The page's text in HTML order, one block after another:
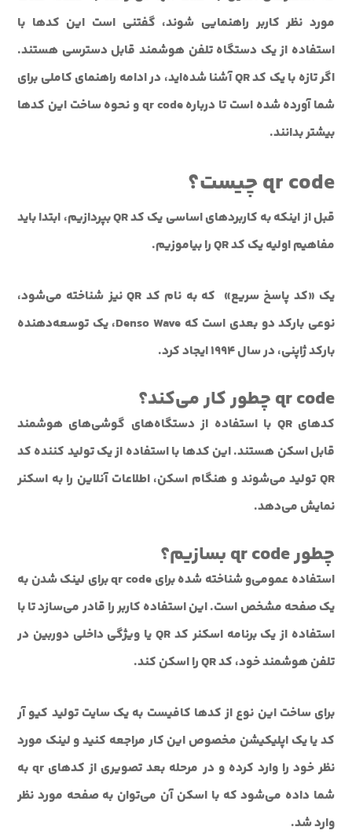
مورد نظر کاربر راهنمایی شوند، گفتنی است این کدها با
استفاده از یک دستگاه تلفن هوشمند قابل دسترسی هستند.
اگر تازه با یک کد QR آشنا شده‌اید، در ادامه راهنمای کاملی برای
شما آورده شده است تا درباره qr code و نحوه ساخت این کدها
بیشتر بدانند.
qr code چیست؟
قبل از اینکه به کاربردهای اساسی یک کد QR بپردازیم، ابتدا باید
مفاهیم اولیه یک کد QR را بیاموزیم.
یک «کد پاسخ سریع» که به نام کد QR نیز شناخته می‌شود،
نوعی بارکد دو بعدی است که Denso Wave، یک توسعه‌دهنده
بارکد ژاپنی، در سال 1994 ایجاد کرد.
qr code چطور کار می‌کند؟
کدهای QR با استفاده از دستگاه‌های گوشی‌های هوشمند
قابل اسکن هستند. این کدها با استفاده از یک تولید کننده کد
QR تولید می‌شوند و هنگام اسکن، اطلاعات آنلاین را به اسکنر
نمایش می‌دهد.
چطور qr code بسازیم؟
استفاده عمومی‌و شناخته شده برای qr code برای لینک شدن به
یک صفحه مشخص است. این استفاده کاربر را قادر می‌سازد تا با
استفاده از یک برنامه اسکنر کد QR یا ویژگی داخلی دوربین در
تلفن هوشمند خود، کد QR را اسکن کند.
برای ساخت این نوع از کدها کافیست به یک سایت تولید کیو آر
کد یا یک اپلیکیشن مخصوص این کار مراجعه کنید و لینک مورد
نظر خود را وارد کرده و در مرحله بعد تصویری از کدهای qr به
شما داده می‌شود که با اسکن آن می‌توان به صفحه مورد نظر
وارد شد.